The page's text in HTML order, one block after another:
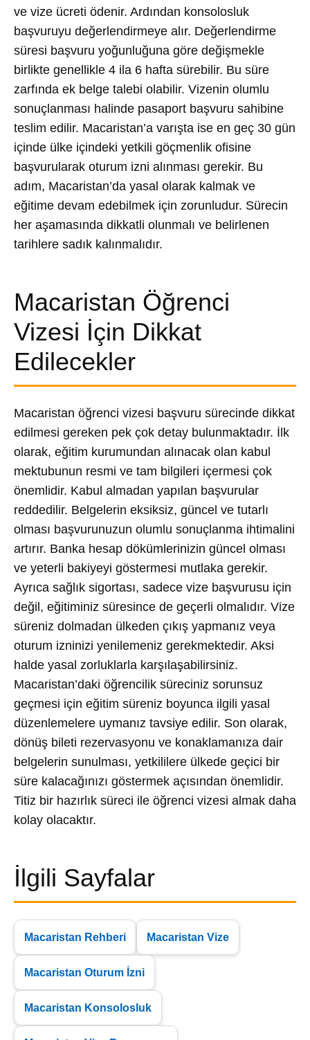
ve vize ücreti ödenir. Ardından konsolosluk
başvuruyu değerlendirmeye alır. Değerlendirme
süresi başvuru yoğunluğuna göre değişmekle
birlikte genellikle 4 ila 6 hafta sürebilir. Bu süre
zarfında ek belge talebi olabilir. Vizenin olumlu
sonuçlanması halinde pasaport başvuru sahibine
teslim edilir. Macaristan’a varışta ise en geç 30 gün
içinde ülke içindeki yetkili göçmenlik ofisine
başvurularak oturum izni alınması gerekir. Bu
adım, Macaristan’da yasal olarak kalmak ve
eğitime devam edebilmek için zorunludur. Sürecin
her aşamasında dikkatli olunmalı ve belirlenen
tarihlere sadık kalınmalıdır.
Macaristan Öğrenci
Vizesi İçin Dikkat
Edilecekler
Macaristan öğrenci vizesi başvuru sürecinde dikkat
edilmesi gereken pek çok detay bulunmaktadır. İlk
olarak, eğitim kurumundan alınacak olan kabul
mektubunun resmi ve tam bilgileri içermesi çok
önemlidir. Kabul almadan yapılan başvurular
reddedilir. Belgelerin eksiksiz, güncel ve tutarlı
olması başvurunuzun olumlu sonuçlanma ihtimalini
artırır. Banka hesap dökümlerinizin güncel olması
ve yeterli bakiyeyi göstermesi mutlaka gerekir.
Ayrıca sağlık sigortası, sadece vize başvurusu için
değil, eğitiminiz süresince de geçerli olmalıdır. Vize
süreniz dolmadan ülkeden çıkış yapmanız veya
oturum izninizi yenilemeniz gerekmektedir. Aksi
halde yasal zorluklarla karşılaşabilirsiniz.
Macaristan’daki öğrencilik süreciniz sorunsuz
geçmesi için eğitim süreniz boyunca ilgili yasal
düzenlemelere uymanız tavsiye edilir. Son olarak,
dönüş bileti rezervasyonu ve konaklamanıza dair
belgelerin sunulması, yetkililere ülkede geçici bir
süre kalacağınızı göstermek açısından önemlidir.
Titiz bir hazırlık süreci ile öğrenci vizesi almak daha
kolay olacaktır.
İlgili Sayfalar
Macaristan Rehberi Macaristan Vize
Macaristan Oturum İzni
Macaristan Konsolosluk